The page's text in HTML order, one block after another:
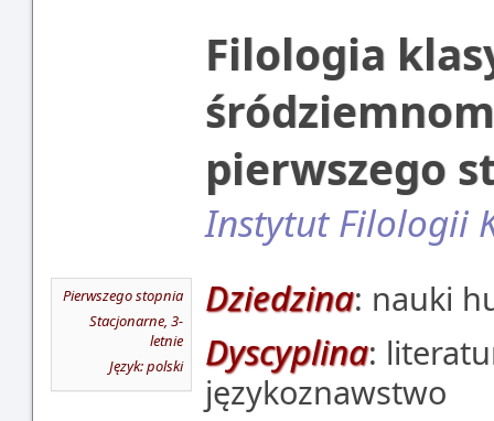
Filologia
pierwszego
Instytut Filologii
Pierwszego stopnia
Stacjonarne, 3-
letnie
Język: polski
Dziedzina: nauki
Dyscyplina:
językoznawstwo